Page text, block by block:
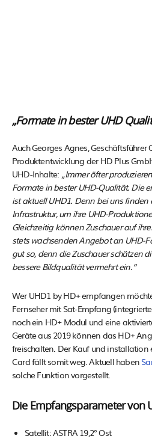
„Formate in bester UHD
Auch Georges Agnes,
Produktentwicklung der HD Plus
UHD-Inhalte: „Immer öfter
Formate in bester UHD-Qualität. Die
ist aktuell UHD1. Denn bei uns finden
Infrastruktur, um ihre UHD-
Gleichzeitig können Zuschauer auf
stets wachsenden Angebot an UHD-
gut so, denn die Zuschauer schätzen
bessere Bildqualität vermehrt ein.“
Wer UHD1 by HD+ empfangen
Fernseher mit Sat-Empfang
noch ein HD+ Modul und eine
Geräte aus 2019 können das HD+
freischalten. Der Kauf und installation
Card fällt somit weg. Aktuell haben
solche Funktion vorgestellt.
Die Empfangsparameter von
Satellit: ASTRA 19,2° Ost